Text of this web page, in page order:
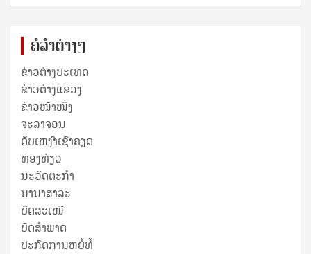
ຄໍລຳຕ່າງໆ
ຂ່າວຕ່າງປະເທດ
ຂ່າວ​ຕ່າງ​ແຂວງ
ຂ່າວໜ້າໜຶ່ງ
ຈະລາຈອນ
ດັບເຫງົາເຊົາຄຽດ
ທ່ອງທ່ຽວ
ນະວັດຕະກໍາ
ນານາສາລະ
ບົດສະເໜີ
ບົດສໍາພາດ
ປະກົດການຫຍໍ້ທໍ້